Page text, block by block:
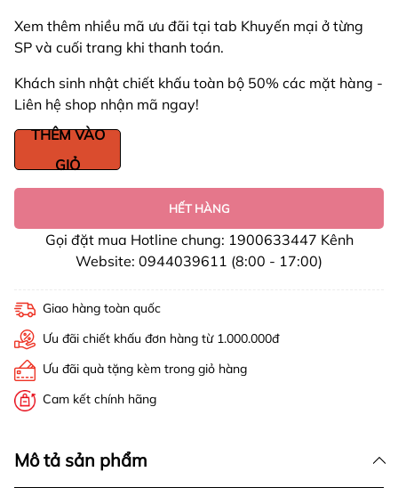
Xem thêm nhiều mã ưu đãi tại tab Khuyến mại ở từng
SP và cuối trang khi thanh toán.
Khách sinh nhật chiết khấu toàn bộ 50% các mặt hàng -
Liên hệ shop nhận mã ngay!
THÊM VÀO
GIỎ
HẾT HÀNG
Gọi đặt mua Hotline chung: 1900633447 Kênh
Website: 0944039611 (8:00 - 17:00)
Giao hàng toàn quốc
Ưu đãi chiết khấu đơn hàng từ 1.000.000đ
Ưu đãi quà tặng kèm trong giỏ hàng
Cam kết chính hãng
Mô tả sản phẩm